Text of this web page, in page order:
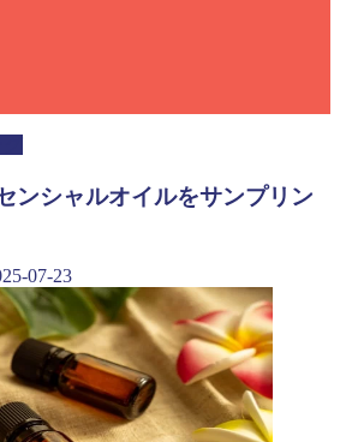
ンシャルオイルをサンプリン
07-23